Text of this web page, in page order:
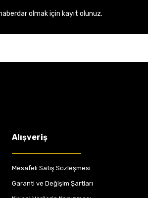
olmak için kayıt olunuz.
Alışveriş
Mesafeli Satış Sözleşmesi
Garanti ve Değişim Şartları